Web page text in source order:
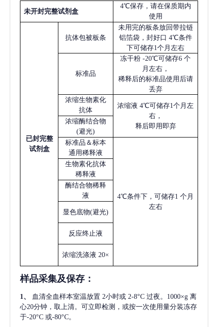
未开封完整试剂盒
4℃保存，请在保质期内
使用
已封完整
试剂盒
抗体包被板条
未用完的板条放回带拉链
铝箔袋，封好口 4℃条件
下可储存1个月左右
标准品
冻干粉 -20℃可储存6 个
月左右，
稀释后的标准品使用后请
丢弃
浓缩生物素化
抗体
浓缩液 4℃可储存1个月左
右，
释后即用即弃
浓缩酶结合物
(避光)
标准品＆标本
通用稀释液
4℃条件下，可储存1 个月
左右
生物素化抗体
稀释液
酶结合物稀释
液
显色底物(避光)
反应终止液
浓缩洗涤液 20×
样品采集及保存 ：
1、 血清全血样本室温放置 2小时或 2-8°C 过夜。1000×g 离
心20分钟，取上清。可立即检测，或按一次使用量分装冻存
于-20°C 或-80°C。